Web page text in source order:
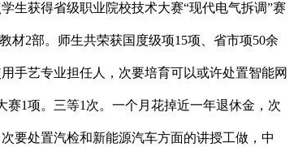
生获得省级职业院校技术大赛“现代电气拆调”赛
材2部。师生共荣获国度级项15项、省市项50余
手艺专业担任人，次要培育可以或许处置智能网
1项。三等1次。一个月花掉近一年退休金，次
要处置汽检和新能源汽车方面的讲授工做，中